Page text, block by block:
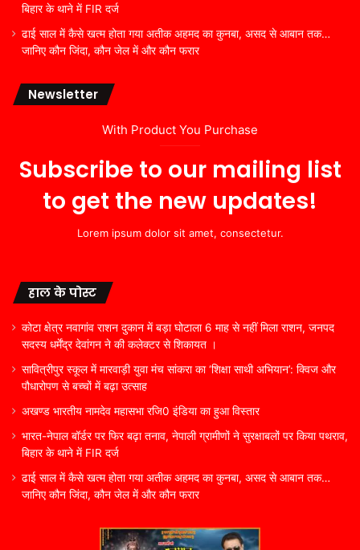
बिहार के थाने में FIR दर्ज
ढाई साल में कैसे खत्म होता गया अतीक अहमद का कुनबा, असद से आबान तक…
जानिए कौन जिंदा, कौन जेल में और कौन फरार
Newsletter
With Product You Purchase
Subscribe to our mailing list
to get the new updates!
Lorem ipsum dolor sit amet, consectetur.
हाल के पोस्ट
कोटा क्षेत्र नवागांव राशन दुकान में बड़ा घोटाला 6 माह से नहीं मिला राशन, जनपद
सदस्य धर्मेंद्र देवांगन ने की कलेक्टर से शिकायत ।
सावित्रीपुर स्कूल में मारवाड़ी युवा मंच सांकरा का ‘शिक्षा साथी अभियान’: क्विज और
पौधारोपण से बच्चों में बढ़ा उत्साह
अखण्ड भारतीय नामदेव महासभा रजि0 इंडिया का हुआ विस्तार
भारत-नेपाल बॉर्डर पर फिर बढ़ा तनाव, नेपाली ग्रामीणों ने सुरक्षाबलों पर किया पथराव,
बिहार के थाने में FIR दर्ज
ढाई साल में कैसे खत्म होता गया अतीक अहमद का कुनबा, असद से आबान तक…
जानिए कौन जिंदा, कौन जेल में और कौन फरार